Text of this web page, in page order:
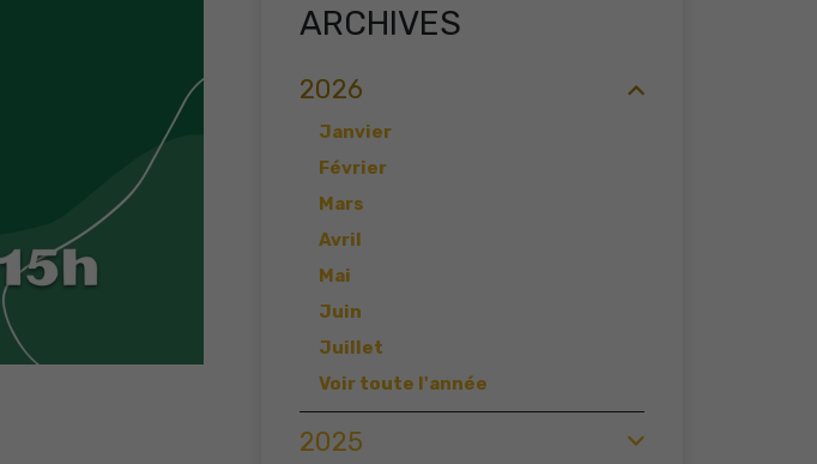
ARCHIVES
2026
Janvier
Février
Mars
Avril
Mai
Juin
Juillet
Voir toute l'année
2025